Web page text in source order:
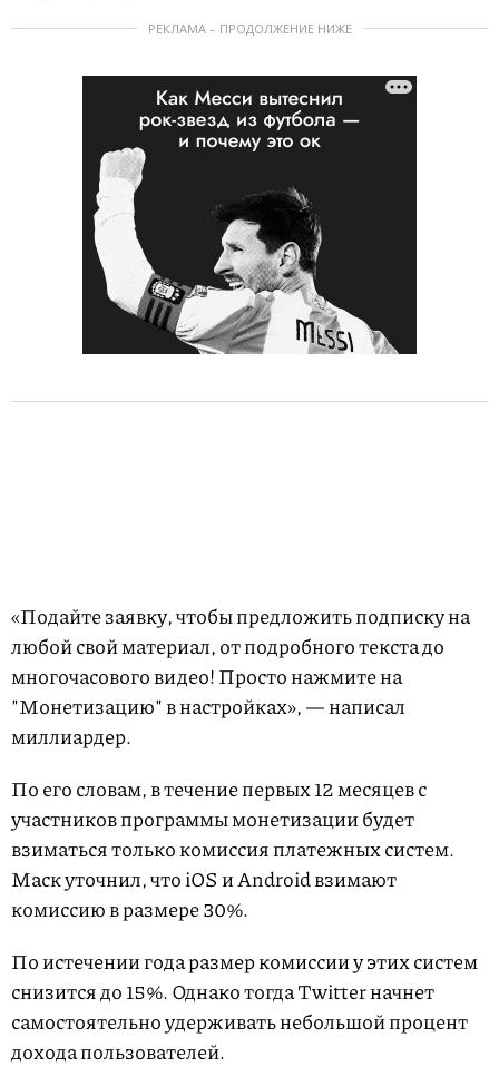
РЕКЛАМА – ПРОДОЛЖЕНИЕ НИЖЕ
«Подайте заявку, чтобы предложить подписку на
любой свой материал, от подробного текста до
многочасового видео! Просто нажмите на
"Монетизацию" в настройках», — написал
миллиардер.
По его словам, в течение первых 12 месяцев с
участников программы монетизации будет
взиматься только комиссия платежных систем.
Маск уточнил, что iOS и Android взимают
комиссию в размере 30%.
По истечении года размер комиссии у этих систем
снизится до 15%. Однако тогда Twitter начнет
самостоятельно удерживать небольшой процент
дохода пользователей.